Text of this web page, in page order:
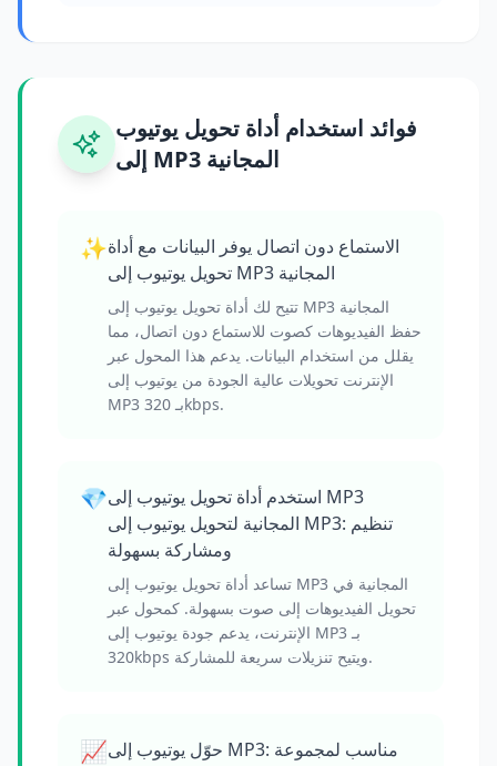
فوائد استخدام أداة تحويل يوتيوب
إلى MP3 المجانية
✨الاستماع دون اتصال يوفر البيانات مع أداة
تحويل يوتيوب إلى MP3 المجانية
تتيح لك أداة تحويل يوتيوب إلى MP3 المجانية
حفظ الفيديوهات كصوت للاستماع دون اتصال، مما
يقلل من استخدام البيانات. يدعم هذا المحول عبر
الإنترنت تحويلات عالية الجودة من يوتيوب إلى
MP3 بـ 320kbps.
💎استخدم أداة تحويل يوتيوب إلى MP3
المجانية لتحويل يوتيوب إلى MP3: تنظيم
ومشاركة بسهولة
تساعد أداة تحويل يوتيوب إلى MP3 المجانية في
تحويل الفيديوهات إلى صوت بسهولة. كمحول عبر
الإنترنت، يدعم جودة يوتيوب إلى MP3 بـ
320kbps ويتيح تنزيلات سريعة للمشاركة.
📈حوّل يوتيوب إلى MP3: مناسب لمجموعة